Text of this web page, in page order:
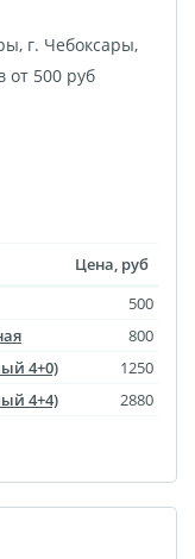
, г. Чебоксары,
от 500 руб
Цена, руб
500
800
4+0)
1250
4+4)
2880